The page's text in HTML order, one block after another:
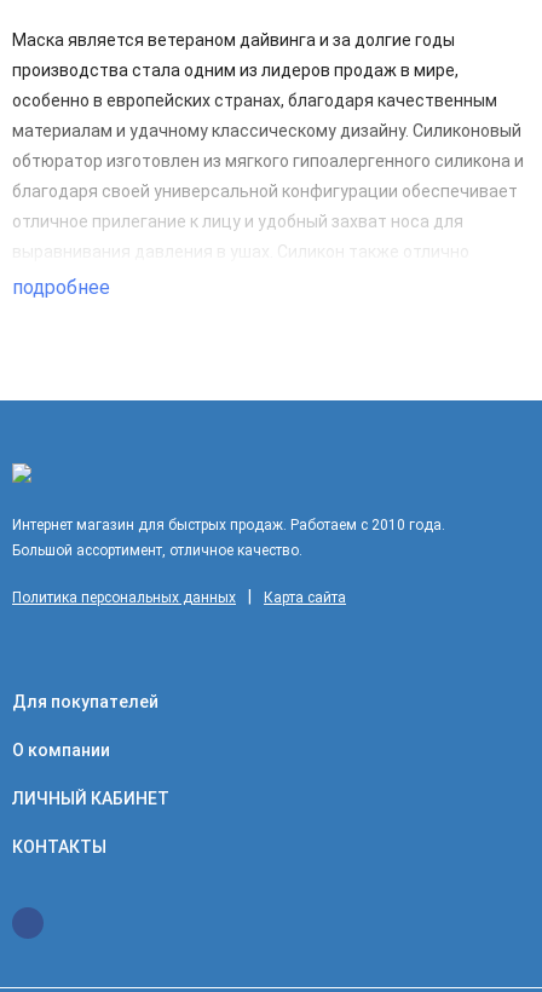
Маска является ветераном дайвинга и за долгие годы
производства стала одним из лидеров продаж в мире,
особенно в европейских странах, благодаря качественным
материалам и удачному классическому дизайну. Силиконовый
обтюратор изготовлен из мягкого гипоалергенного силикона и
благодаря своей универсальной конфигурации обеспечивает
отличное прилегание к лицу и удобный захват носа для
выравнивания давления в ушах. Силикон также отлично
защищает от ультрафиолета. Маска оснащена
выпускаются в самом широком диапазоне: от -1,0 до -10,0 с
использования специальных инструментов. Можно так же
подробнее
Интернет магазин для быстрых продаж. Работаем с 2010 года.
Большой ассортимент, отличное качество.
Политика персональных данных Карта сайта
Для покупателей
О компании
ЛИЧНЫЙ КАБИНЕТ
КОНТАКТЫ